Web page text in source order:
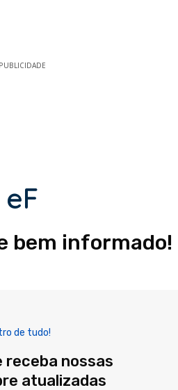
PUBLICIDADE
eF
bem informado!
de tudo!
receba nossas
atualizadas